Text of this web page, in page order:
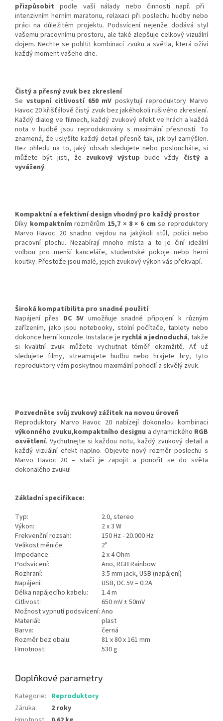
přizpůsobitpodle vaší nálady nebo činnosti např. při
intenzivním herním maratonu, relaxaci při poslechu hudby nebo
práci na důležitém projektu. Podsvícení nejenže dodává styl
vašemu pracovnímu prostoru, ale také zlepšuje celkový vizuální
dojem. Nechte se pohltit kombinací zvuku a světla, která oživí
každý moment vašeho dne.
Čistý a přesný zvuk bez zkreslení
Se vstupní citlivostí 650 mVposkytují reproduktory Marvo
Havoc 20 křišťálově čistý zvuk bez jakéhokoli rušivého zkreslení.
Každý dialog ve filmech, každý zvukový efekt ve hrách a každá
nota v hudbě jsou reprodukovány s maximální přesností. To
znamená, že uslyšíte každý detail přesně tak, jak byl zamýšlen.
Bez ohledu na to, jaký obsah sledujete nebo posloucháte, si
můžete být jisti, že zvukový výstup bude vždy čistý a
vyvážený.
Kompaktní a efektivní design vhodný pro každý prostor
Díky kompaktním rozměrům 15,7 × 8 × 6 cm se reproduktory
Marvo Havoc 20 snadno vejdou na jakýkoli stůl, polici nebo
pracovní plochu. Nezabírají mnoho místa a to je činí ideální
volbou pro menší kanceláře, studentské pokoje nebo herní
koutky. Přestože jsou malé, jejich zvukový výkon vás překvapí.
Široká kompatibilita pro snadné použití
Napájení přes DC 5Vumožňuje snadné připojení k různým
zařízením, jako jsou notebooky, stolní počítače, tablety nebo
dokonce herní konzole. Instalace je rychlá a jednoduchá, takže
si kvalitní zvuk můžete vychutnat téměř okamžitě. Ať už
sledujete filmy, streamujete hudbu nebo hrajete hry, tyto
reproduktory vám poskytnou maximální pohodlí a skvělý zvuk.
Pozvedněte svůj zvukový zážitek na novou úroveň
Reproduktory Marvo Havoc 20 nabízejí dokonalou kombinaci
výkonného zvuku,kompaktního designu a dynamického RGB
osvětlení. Vychutnejte si každou notu, každý zvukový detail a
každý vizuální efekt naplno. Objevte nový rozměr poslechu s
Marvo Havoc 20 – stačí je zapojit a ponořit se do světa
dokonalého zvuku!
Základní specifikace:
Typ:
2.0, stereo
Výkon:
2 x 3 W
Frekvenční rozsah:
150 Hz - 20.000 Hz
Velikost měniče:
2"
Impedance:
2 x 4 Ohm
Podsvícení:
Ano, RGB Rainbow
Rozhraní:
3.5 mm jack, USB (napájení)
Napájení:
USB, DC 5V = 0.2A
Délka napájecího kabelu:
1.4 m
Citlivost:
650 mV ± 50mV
Možnost vypnutí podsvícení: Ano
Materiál:
plast
Barva:
černá
Rozměr bez obalu:
81 x 80 x 161 mm
Hmotnost:
530 g
Doplňkové parametry
Kategorie: Reproduktory
Záruka:
2 roky